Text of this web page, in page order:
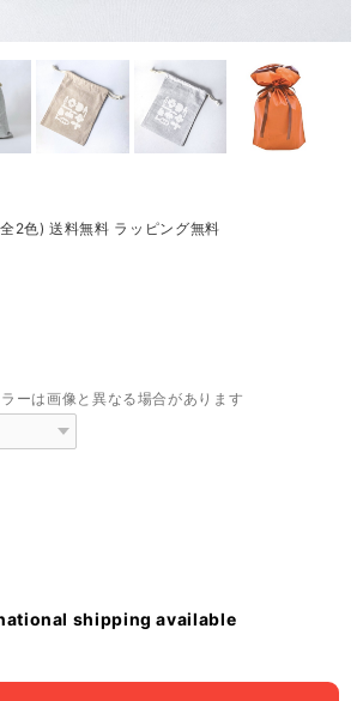
2色) 送料無料 ラッピング無料
ーは画像と異なる場合があります
shipping available